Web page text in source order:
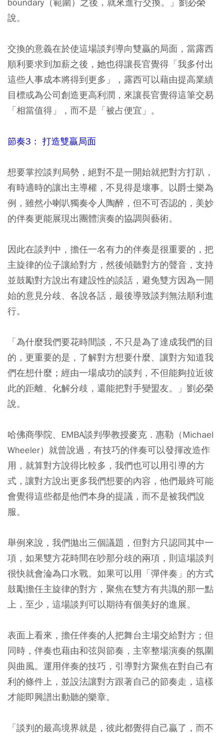
boundary（範圍）之後，就來進行交換。」劉必榮
說。
交換的意義在於使這場談判導向雙贏的局面，當露西
順利要求到加薪之後，她也得讓長官覺得「我多付出
這些人事成本將得到更多」，露西可以藉由提高業績
目標或為公司創造更高利潤，來讓長官覺得這筆交易
「相當值得」，而不是「被占便宜」。
節奏3： 打造雙贏局面
想要掌控談判局勢，絕對不是一開始就把對方打趴，
有時適時的讓出主導權，不見得是壞事。以爵士樂為
例，雖然小喇叭獨奏令人陶醉，但不可否認的，美妙
的伴奏更能展現出團體演奏的協調與藝術。
因此在談判中，擔任一名有力的伴奏是很重要的，把
主旋律的位子讓給對方，然後傾聽對方的聲音，支持
並鼓勵對方說出有建設性的談話，避免雙方因為一開
始的意見分歧、各說各話，最後導致談判無法順利進
行。
「為什麼我們要花時間談，不只是為了達成我們的目
的，更重要的是，了解對方想要什麼、讓對方知道我
們在想什麼；經由一場成功的談判，不但能夠拉近彼
此的距離、化解分歧，還能把對手變盟友。」劉必榮
說。
哈佛商學院、EMBA談判學教授麥克．惠勒（Michael
Wheeler）就曾說過，有技巧的伴奏可以發揮改造作
用，就算對方說得比較多，我們也可以用引導的方
式，讓對方說出更多我們想要的內容，他們最終可能
會覺得這些都是他們本身的提議，而不是被我們說
服。
舉例來說，我們拋出三個議題，但對方只認同其中一
項，如果雙方花時間在吵那分歧的兩項，則這場談判
很快就會淪為口水戰。如果可以用「彈伴奏」的方式
鼓勵擔任主旋律的對方，聚焦在雙方有共識的那一點
上，至少，這場談判可以期待有個美好的進展。
表面上看來，擔任伴奏的人把舞台主場交給對方；但
同時，伴奏也藉由和弦與節奏，主宰整場演奏的氛圍
與曲風。運用伴奏的技巧，引導對方聚焦在對自己有
利的條件上，並設法讓對方跟著自己的節奏走，這樣
才能即興譜出動聽的樂章。
「談判的最高境界就是，彼此都覺得自己贏了，而不